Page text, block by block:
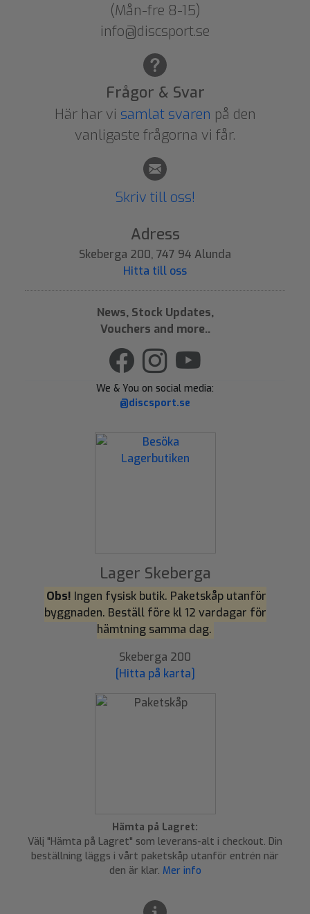
(Mån-fre 8-15)
info@discsport.se
Frågor & Svar
Här har vi samlat svaren på den
vanligaste frågorna vi får.
Skriv till oss!
Adress
Skeberga 200, 747 94 Alunda
Hitta till oss
News, Stock Updates,
Vouchers and more..
We & You on social media:
@discsport.se
Lager Skeberga
Obs! Ingen fysisk butik. Paketskåp utanför
byggnaden. Beställ före kl 12 vardagar för
hämtning samma dag.
Skeberga 200
[Hitta på karta]
Hämta på Lagret:
Välj "Hämta på Lagret" som leverans-alt i checkout. Din
beställning läggs i vårt paketskåp utanför entrén när
den är klar. Mer info